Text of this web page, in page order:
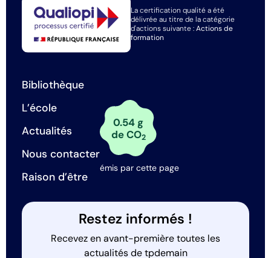
La certification qualité a été
délivrée au titre de la catégorie
d'actions suivante :Actions de
formation
Bibliothèque
L’école
Actualités
Nous contacter
Raison d’être
0.54 g
de CO2
émis par cette page
Restez informés !
Recevez en avant-première toutes les
actualités de tpdemain